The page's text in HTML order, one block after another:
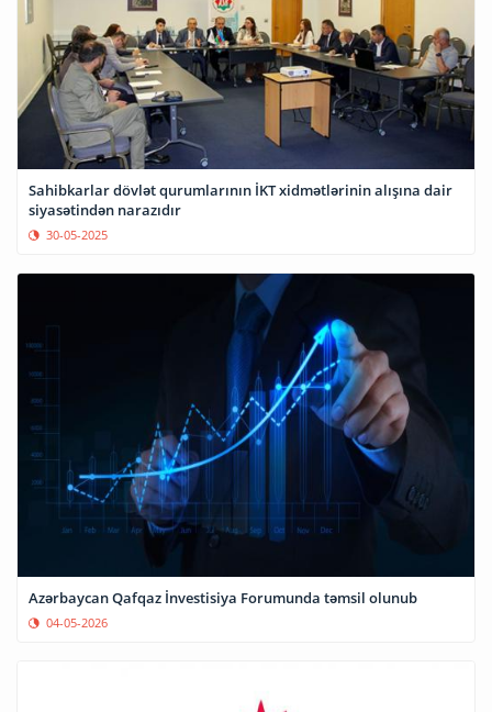
Sahibkarlar dövlət qurumlarının İKT xidmətlərinin alışına dair
siyasətindən narazıdır
30-05-2025
Azərbaycan Qafqaz İnvestisiya Forumunda təmsil olunub
04-05-2026